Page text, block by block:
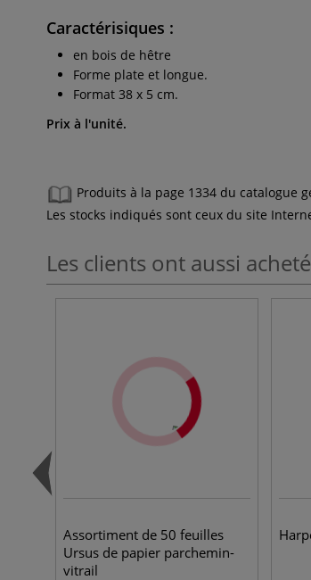
Caractérisiques :
en bois de hêtre
Forme plate et longue.
Format 38 x 5 cm.
Prix à l'unité.
Produits à la page 1334 du catalogue
Les stocks indiqués sont ceux du site
Les clients ont aussi
Assortiment de 50 feuilles
Ursus de papier parchemin-
vitrail